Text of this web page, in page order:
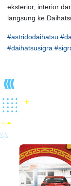
eksterior, interior
langsung ke
#astridodaihatsu
#daihatsusigra